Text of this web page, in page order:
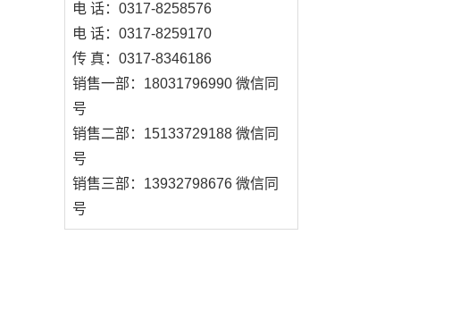
电 话：0317-8258576
电 话：0317-8259170
传 真：0317-8346186
销售一部：18031796990 微信同
号
销售二部：15133729188 微信同
号
销售三部：13932798676 微信同
号